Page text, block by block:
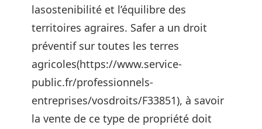
lasostenibilité et l’équilibre des
territoires agraires. Safer a un droit
préventif sur toutes les terres
agricoles(https://www.service-
public.fr/professionnels-
entreprises/vosdroits/F33851), à savoir
la vente de ce type de propriété doit